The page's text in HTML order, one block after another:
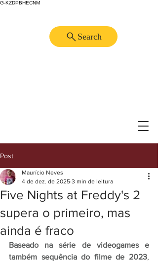
G-KZDPBHECNM
Search
Post
Five Nights at Freddy's 2
supera o primeiro, mas
ainda é fraco
Maurício Neves
4 de dez. de 2025 3 min de leitura
Baseado na série de videogames e
também sequência do filme de 2023,